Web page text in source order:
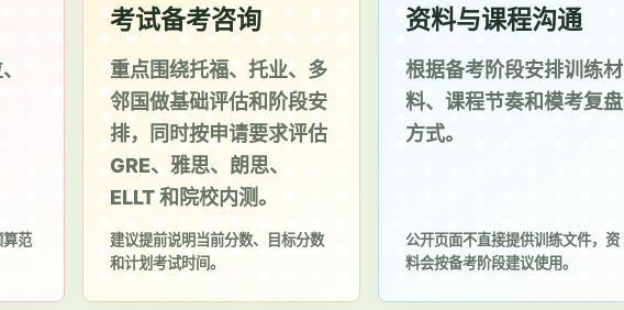
算范
考试备考咨询
重点围绕托福、托业、多
邻国做基础评估和阶段安
排，同时按申请要求评估
GRE、雅思、朗思、
ELLT 和院校内测。
建议提前说明当前分数、目标分数
和计划考试时间。
资料与课程沟通
根据备考阶段安排训练材
料、课程节奏和模考复盘
方式。
公开页面不直接提供训练文件，资
料会按备考阶段建议使用。